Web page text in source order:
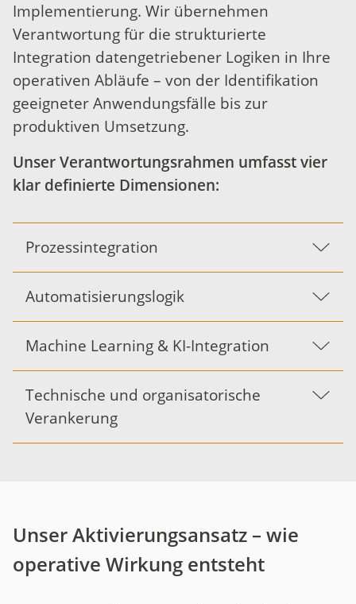
Implementierung. Wir übernehmen
Verantwortung für die strukturierte
Integration datengetriebener Logiken in Ihre
operativen Abläufe – von der Identifikation
geeigneter Anwendungsfälle bis zur
produktiven Umsetzung.
Unser Verantwortungsrahmen umfasst vier
klar definierte Dimensionen:
Prozessintegration
Automatisierungslogik
Machine Learning & KI-Integration
Technische und organisatorische
Verankerung
Unser Aktivierungsansatz – wie
operative Wirkung entsteht